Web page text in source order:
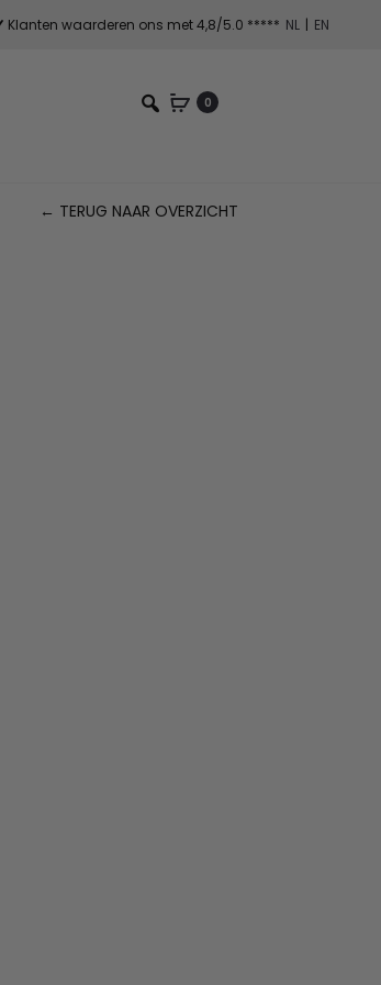
Klanten waarderen ons met 4,8/5.0 ***** NL | EN
0
← TERUG NAAR OVERZICHT